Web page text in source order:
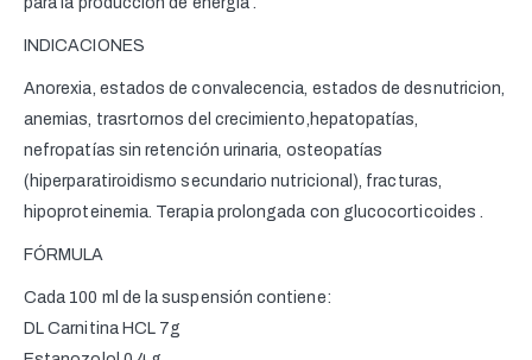
INDICACIONES
Anorexia, estados de convalecencia, estados de desnutricion,
anemias, trasrtornos del crecimiento,hepatopatías,
nefropatías sin retención urinaria, osteopatías
(hiperparatiroidismo secundario nutricional), fracturas,
hipoproteinemia. Terapia prolongada con glucocorticoides .
FÓRMULA
Cada 100 ml de la suspensión contiene:
DL Carnitina HCL 7g